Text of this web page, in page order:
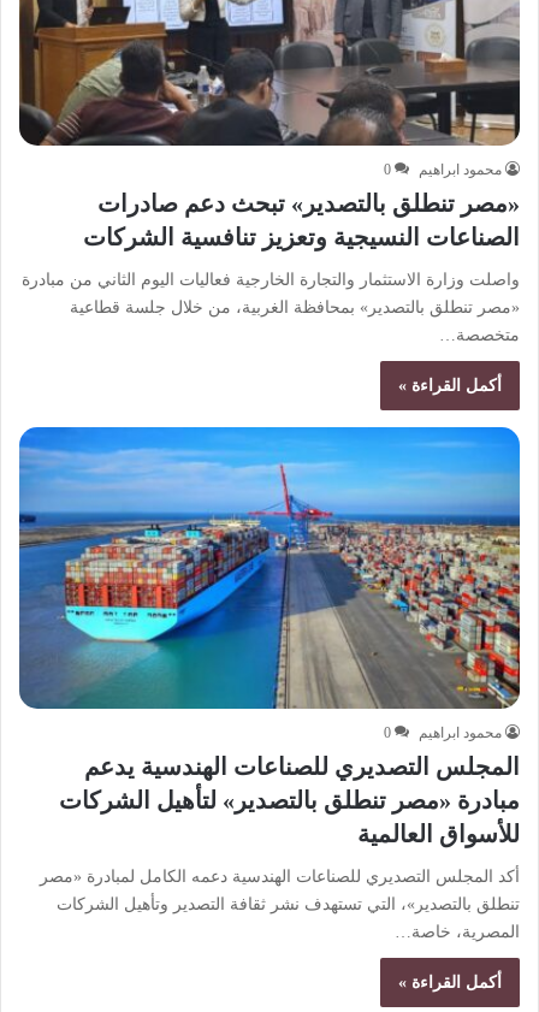
محمود ابراهيم 0
«مصر تنطلق بالتصدير» تبحث دعم صادرات
الصناعات النسيجية وتعزيز تنافسية الشركات
واصلت وزارة الاستثمار والتجارة الخارجية فعاليات اليوم الثاني من مبادرة
«مصر تنطلق بالتصدير» بمحافظة الغربية، من خلال جلسة قطاعية
متخصصة…
أكمل القراءة »
محمود ابراهيم 0
المجلس التصديري للصناعات الهندسية يدعم
مبادرة «مصر تنطلق بالتصدير» لتأهيل الشركات
للأسواق العالمية
أكد المجلس التصديري للصناعات الهندسية دعمه الكامل لمبادرة «مصر
تنطلق بالتصدير»، التي تستهدف نشر ثقافة التصدير وتأهيل الشركات
المصرية، خاصة…
أكمل القراءة »